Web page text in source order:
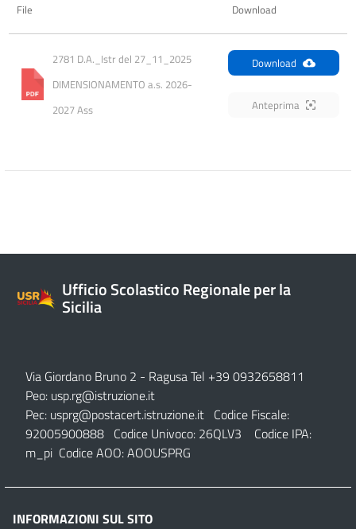
File Download
2781 D.A._Istr del 27_11_2025
DIMENSIONAMENTO a.s. 2026-
2027 Ass
Download
Anteprima
Ufficio Scolastico Regionale per la
Sicilia
Via Giordano Bruno 2 - Ragusa Tel +39 0932658811
Peo: usp.rg@istruzione.it
Pec: usprg@postacert.istruzione.it Codice Fiscale:
92005900888 Codice Univoco: 26QLV3 Codice IPA:
m_pi Codice AOO: AOOUSPRG
INFORMAZIONI SUL SITO